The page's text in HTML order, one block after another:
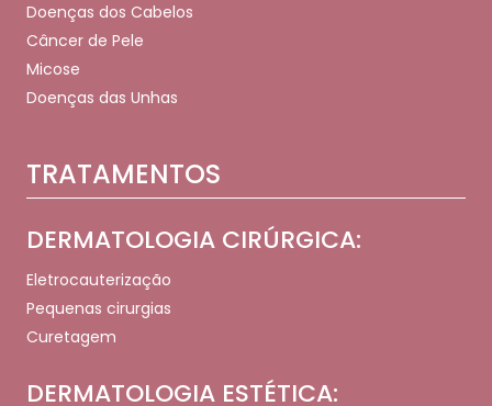
Doenças dos Cabelos
Câncer de Pele
Micose
Doenças das Unhas
TRATAMENTOS
DERMATOLOGIA CIRÚRGICA:
Eletrocauterização
Pequenas cirurgias
Curetagem
DERMATOLOGIA ESTÉTICA: